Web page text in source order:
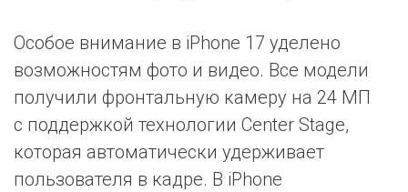
Особое внимание в iPhone 17 уделено
возможностям фото и видео. Все модели
получили фронтальную камеру на 24 МП
с поддержкой технологии Center Stage,
которая автоматически удерживает
пользователя в кадре. В iPhone